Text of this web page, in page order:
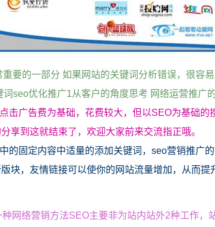
要的一部分 如果网站的关键词分析错误，很容
seo优化推广1从客户的角度思考 网络运营推广
击广告费为基础，花费较大，但以SEO为基础的
享到这就结束了，欢迎大家前来交流指正哦。
的固定内容中适量的添加关键词，seo营销推广
块，友情链接可以使你的网站流量增加，从而提
网络营销方法SEO主要非为站内站外2种工作，